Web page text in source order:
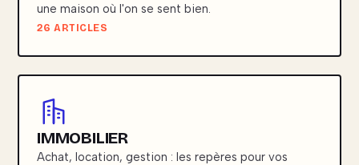
une maison où l'on se sent bien.
26 ARTICLES
IMMOBILIER
Achat, location, gestion : les repères pour vos